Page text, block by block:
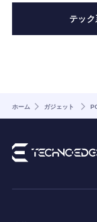
テッ
ホーム ガジェット